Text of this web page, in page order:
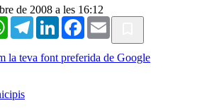
de 2008 a les 16:12
WhatsAppTelegramLinkedInFacebook
Email
la teva font preferida de Google